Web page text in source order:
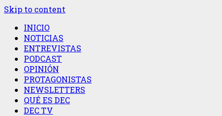
Skip to content
INICIO
NOTICIAS
ENTREVISTAS
PODCAST
OPINIÓN
PROTAGONISTAS
NEWSLETTERS
QUÉ ES DEC
DEC TV